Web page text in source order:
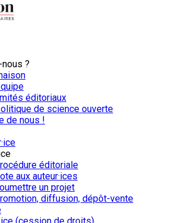
?
éditoriaux
de science ouverte
de nous !
éditoriale
aux auteur·ices
un projet
diffusion, dépôt-vente